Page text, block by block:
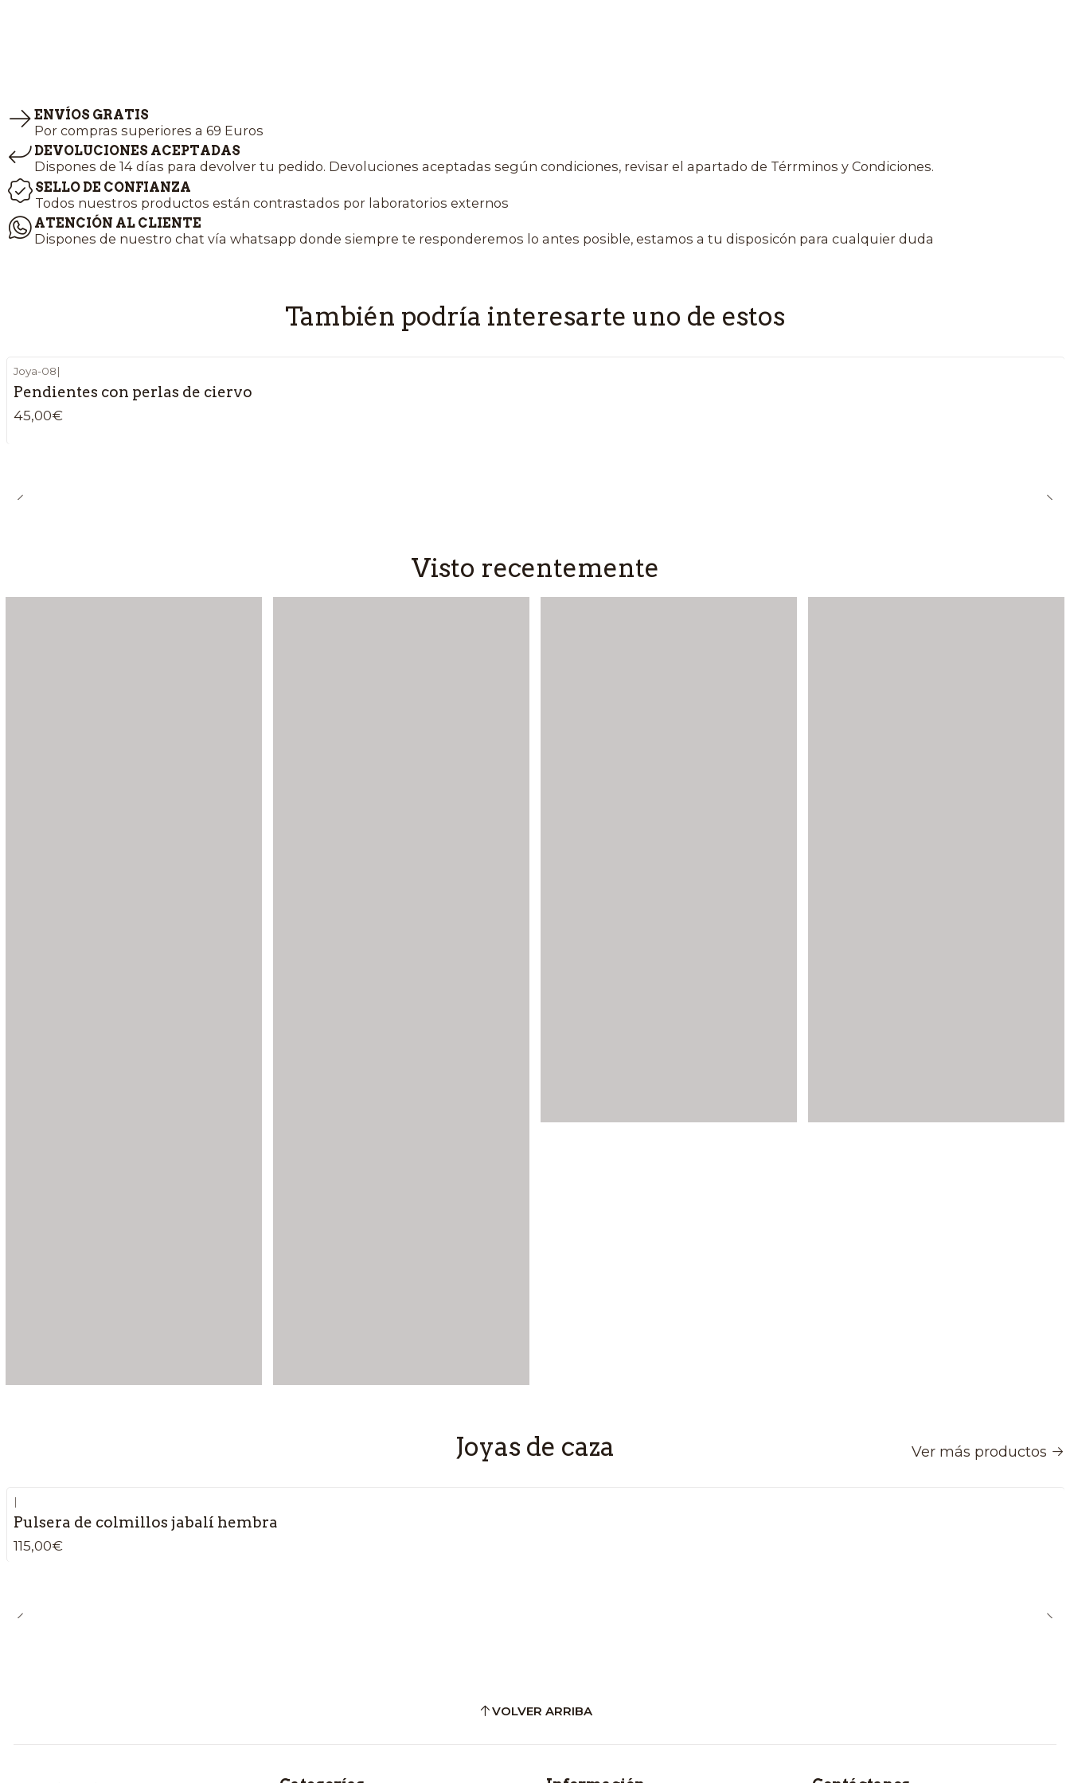
ENVÍOS GRATIS
Por compras superiores a 69 Euros
DEVOLUCIONES ACEPTADAS
Dispones de 14 días para devolver tu pedido. Devoluciones aceptadas según condiciones, revisar el apartado de Térrminos y Condiciones.
SELLO DE CONFIANZA
Todos nuestros productos están contrastados por laboratorios externos
ATENCIÓN AL CLIENTE
Dispones de nuestro chat vía whatsapp donde siempre te responderemos lo antes posible, estamos a tu disposicón para cualquier duda
También podría interesarte uno de estos
Joya-08|
Pendientes con perlas de ciervo
45,00€
Visto recentemente
Joyas de caza Ver más productos
|
Pulsera de colmillos jabalí hembra
115,00€
VOLVER ARRIBA